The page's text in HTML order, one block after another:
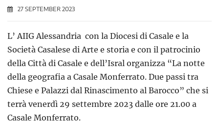
27 SEPTEMBER 2023
L’ AIIG Alessandria con la Diocesi di Casale e la
Società Casalese di Arte e storia e con il patrocinio
della Città di Casale e dell’Isral organizza “La notte
della geografia a Casale Monferrato. Due passi tra
Chiese e Palazzi dal Rinascimento al Barocco” che si
terrà venerdì 29 settembre 2023 dalle ore 21.00 a
Casale Monferrato.